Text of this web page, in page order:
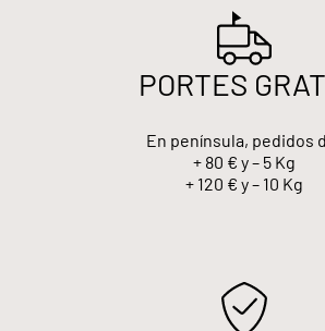
PORTES
En península, pedidos
+ 80 € y – 5 Kg
+ 120 € y – 10 Kg